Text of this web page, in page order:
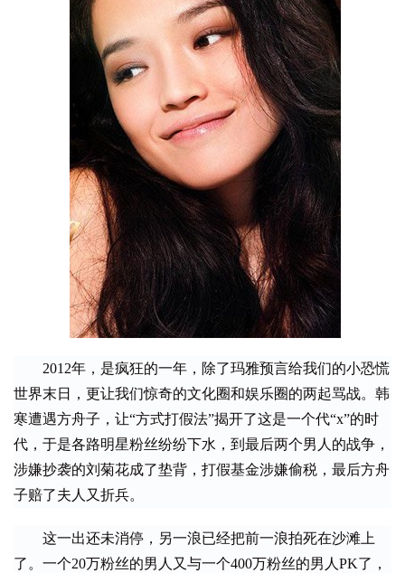
2012年，是疯狂的一年，除了玛雅预言给我们的小恐慌
世界末日，更让我们惊奇的文化圈和娱乐圈的两起骂战。韩
寒遭遇方舟子，让“方式打假法”揭开了这是一个代“x”的时
代，于是各路明星粉丝纷纷下水，到最后两个男人的战争，
涉嫌抄袭的刘菊花成了垫背，打假基金涉嫌偷税，最后方舟
子赔了夫人又折兵。
这一出还未消停，另一浪已经把前一浪拍死在沙滩上
了。一个20万粉丝的男人又与一个400万粉丝的男人PK了，